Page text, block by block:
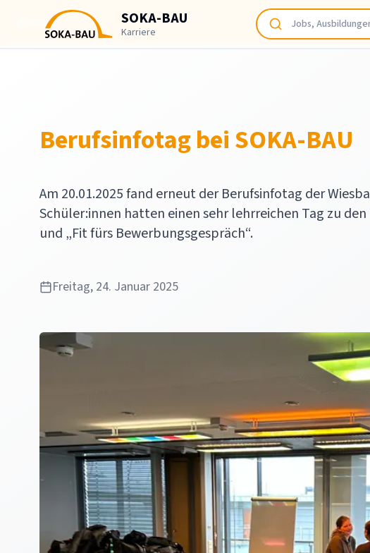
SOKA-BAU SOKA-BAU
Karriere
News
Berufsinfotag bei SOKA-BAU
Am 20.01.2025 fand erneut der Berufsinfotag der
Schüler:innen hatten einen sehr lehrreichen Tag zu
und „Fit fürs Bewerbungsgespräch“.
Freitag, 24. Januar 2025